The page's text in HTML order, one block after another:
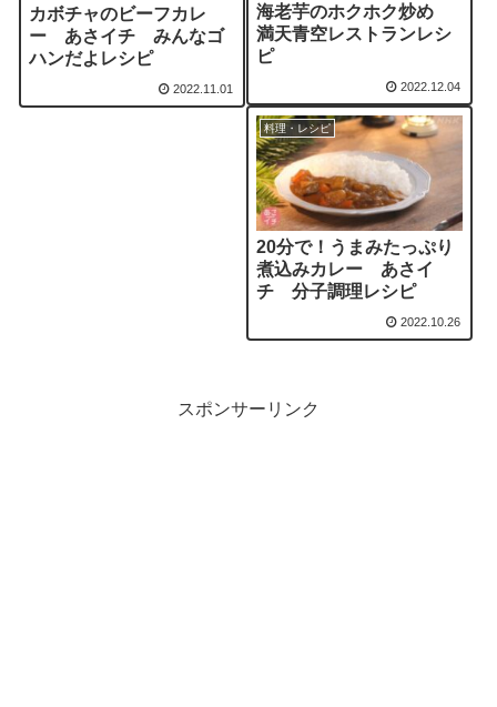
海老芋のホクホク炒め
満天青空レストランレシ
ピ
2022.12.04
カボチャのビーフカレ
ー あさイチ みんなゴ
ハンだよレシピ
2022.11.01
料理・レシピ
20分で！うまみたっぷり
煮込みカレー あさイ
チ 分子調理レシピ
2022.10.26
スポンサーリンク